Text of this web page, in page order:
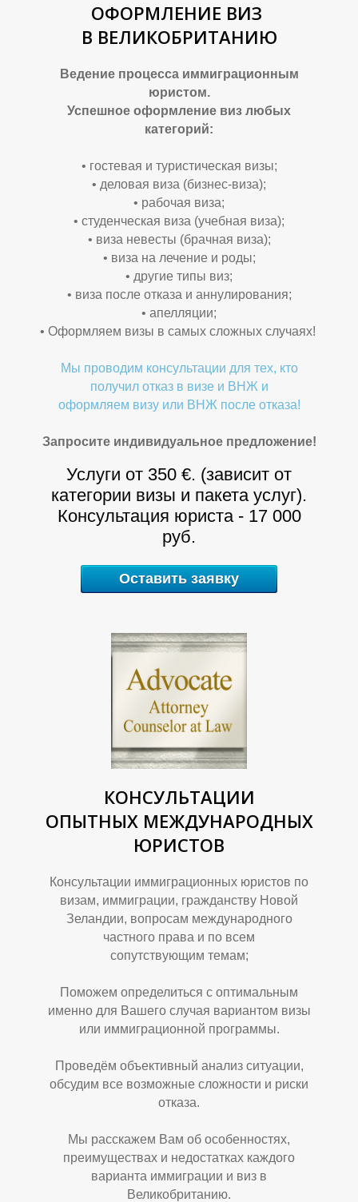
С
Л
У
И
Г
Р
ОФОРМЛЕНИЕ ВИЗ
В ВЕЛИКОБРИТАНИЮ
Ведение процесса иммиграционным
юристом.
Успешное оформление виз любых
категорий:
• гостевая и туристическая визы;
• деловая виза (бизнес-виза);
• рабочая виза;
• студенческая виза (учебная виза);
• виза невесты (брачная виза);
• виза на лечение и роды;
• другие типы виз;
• виза после отказа и аннулирования;
• апелляции;
• Оформляем визы в самых сложных случаях!
Мы проводим консультации для тех, кто
получил отказ в визе и ВНЖ и
оформляем визу или ВНЖ после отказа!
Запросите индивидуальное предложение!
Услуги от 350 €. (зависит от
категории визы и пакета услуг).
Консультация юриста - 17 000
руб.
Оставить заявку
КОНСУЛЬТАЦИИ
ОПЫТНЫХ МЕЖДУНАРОДНЫХ
ЮРИСТОВ
Консультации иммиграционных юристов по
визам, иммиграции, гражданству Новой
Зеландии, вопросам международного
частного права и по всем
сопутствующим темам;
Поможем определиться с оптимальным
именно для Вашего случая вариантом визы
или иммиграционной программы.
Проведём объективный анализ ситуации,
обсудим все возможные сложности и риски
отказа.
Мы расскажем Вам об особенностях,
преимуществах и недостатках каждого
варианта иммиграции и виз в
Великобританию.